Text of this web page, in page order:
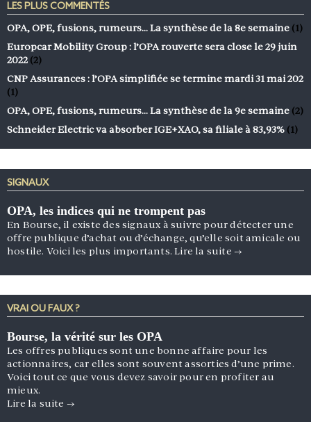
LES PLUS COMMENTÉS
OPA, OPE, fusions, rumeurs… La synthèse de la 8e semaine (1)
Europcar Mobility Group : l’OPA rouverte sera close le 29 juin
2022 (2)
CNP Assurances : l’OPA simplifiée se termine mardi 31 mai 202
(1)
OPA, OPE, fusions, rumeurs… La synthèse de la 9e semaine (2)
Schneider Electric va absorber IGE+XAO, sa filiale à 83,93% (1)
SIGNAUX
OPA, les indices qui ne trompent pas
En Bourse, il existe des signaux à suivre pour détecter une
offre publique d’achat ou d’échange, qu’elle soit amicale ou
hostile. Voici les plus importants.Lire la suite →
VRAI OU FAUX ?
Bourse, la vérité sur les OPA
Les offres publiques sont une bonne affaire pour les
actionnaires, car elles sont souvent assorties d’une prime.
Voici tout ce que vous devez savoir pour en profiter au
mieux.
Lire la suite →